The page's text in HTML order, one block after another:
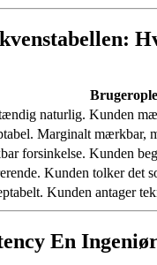
naturlig. Kunden
Marginalt mærkbar,
forsinkelse. Kunden
Kunden tolker det
Kunden antager
En